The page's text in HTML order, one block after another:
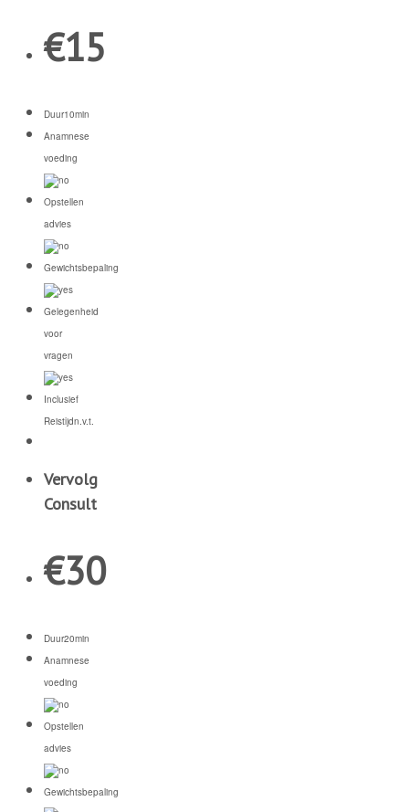
€15
Duur10min
Anamnese
voeding
Opstellen
advies
Gewichtsbepaling
Gelegenheid
voor
vragen
Inclusief
Reistijdn.v.t.
Vervolg
Consult
€30
Duur20min
Anamnese
voeding
Opstellen
advies
Gewichtsbepaling